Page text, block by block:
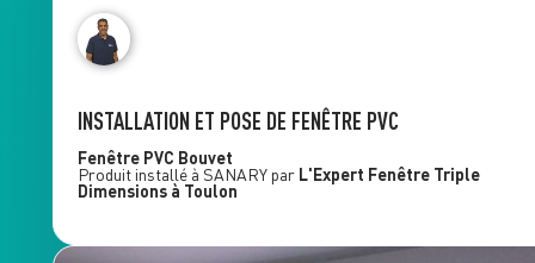
INSTALLATION ET POSE DE FENÊTRE PVC
Fenêtre PVC Bouvet
Produit installé à SANARY par L'Expert Fenêtre Triple
Dimensions à Toulon